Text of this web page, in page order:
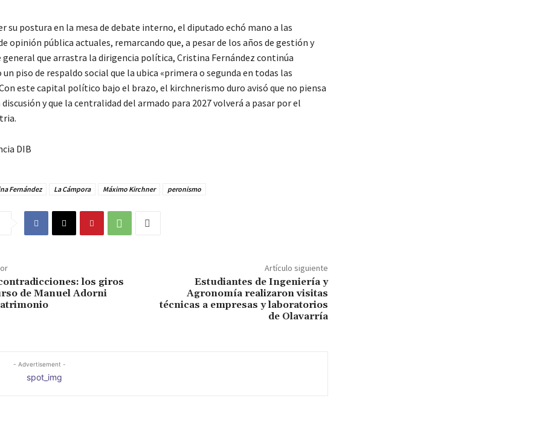
su postura en la mesa de debate interno, el diputado echó mano a las
opinión pública actuales, remarcando que, a pesar de los años de gestión y
general que arrastra la dirigencia política, Cristina Fernández continúa
un piso de respaldo social que la ubica «primera o segunda en todas las
este capital político bajo el brazo, el kirchnerismo duro avisó que no piensa
discusión y que la centralidad del armado para 2027 volverá a pasar por el
DIB
Fernández La Cámpora Máximo Kirchner peronismo
los giros
de Manuel Adorni
Artículo siguiente
Estudiantes de Ingeniería y
Agronomía realizaron visitas
técnicas a empresas y laboratorios
de Olavarría
- Advertisement -